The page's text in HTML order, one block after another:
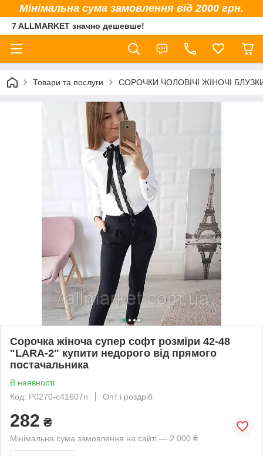
Мінімальна сума замовлення від 2000 грн.
7 ALLMARKET значно дешевше!
Товари та послуги СОРОЧКИ ЧОЛОВІЧІ ЖІНОЧІ
Сорочка жіноча супер софт розміри 42-48
"LARA-2" купити недорого від прямого
постачальника
В наявності
Код: P0270-с41607n
Опт і роздріб
282 ₴
Мінімальна сума замовлення на сайті — 2 000 ₴